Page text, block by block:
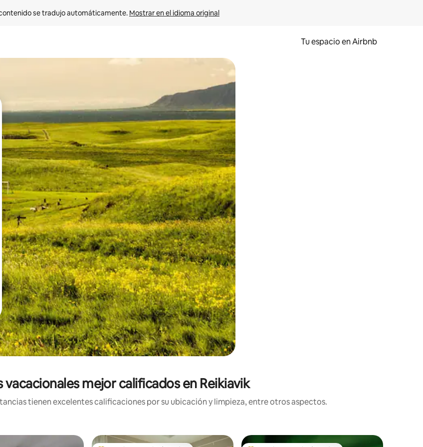
se tradujo automáticamente. Mostrar en el idioma original
Tu espacio en Airbnb
las teclas de las flechas hacia arriba y hacia abajo, o bien tocando y deslizando la pantalla.
mejor calificados en Reikiavik
tienen excelentes calificaciones por su ubicación y limpieza, entre otros aspectos.